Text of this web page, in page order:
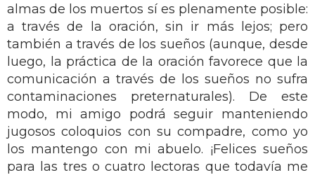
almas de los muertos sí es plenamente posible:
a través de la oración, sin ir más lejos; pero
también a través de los sueños (aunque, desde
luego, la práctica de la oración favorece que la
comunicación a través de los sueños no sufra
contaminaciones preternaturales). De este
modo, mi amigo podrá seguir manteniendo
jugosos coloquios con su compadre, como yo
los mantengo con mi abuelo. ¡Felices sueños
para las tres o cuatro lectoras que todavía me